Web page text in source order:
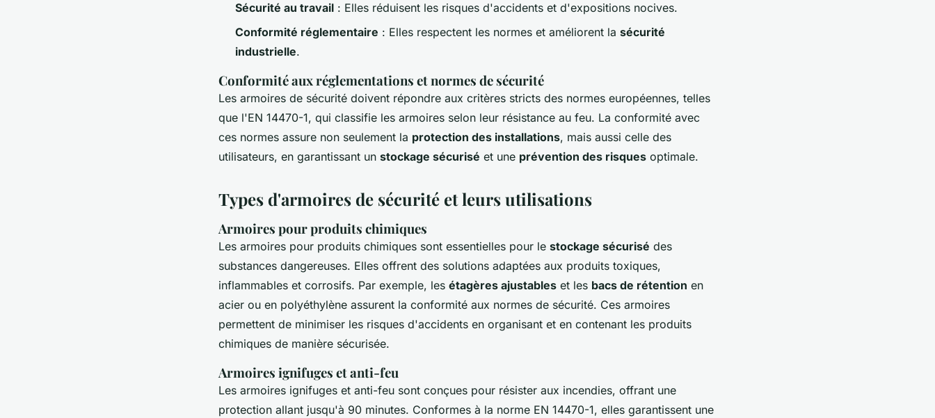
Sécurité au travail : Elles réduisent les risques d'accidents et d'expositions nocives.
Conformité réglementaire : Elles respectent les normes et améliorent la sécurité
industrielle.
Conformité aux réglementations et normes de sécurité
Les armoires de sécurité doivent répondre aux critères stricts des normes européennes, telles
que l'EN 14470-1, qui classifie les armoires selon leur résistance au feu. La conformité avec
ces normes assure non seulement la protection des installations, mais aussi celle des
utilisateurs, en garantissant un stockage sécurisé et une prévention des risques optimale.
Types d'armoires de sécurité et leurs utilisations
Armoires pour produits chimiques
Les armoires pour produits chimiques sont essentielles pour le stockage sécurisé des
substances dangereuses. Elles offrent des solutions adaptées aux produits toxiques,
inflammables et corrosifs. Par exemple, les étagères ajustables et les bacs de rétention en
acier ou en polyéthylène assurent la conformité aux normes de sécurité. Ces armoires
permettent de minimiser les risques d'accidents en organisant et en contenant les produits
chimiques de manière sécurisée.
Armoires ignifuges et anti-feu
Les armoires ignifuges et anti-feu sont conçues pour résister aux incendies, offrant une
protection allant jusqu'à 90 minutes. Conformes à la norme EN 14470-1, elles garantissent une